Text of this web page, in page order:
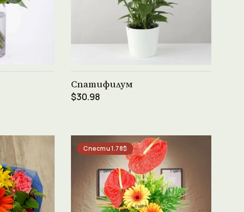
Спатифилум
$30.98
Спести 1.78$